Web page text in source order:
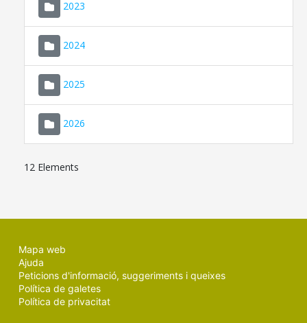
2023
2024
2025
2026
12 Elements
Mapa web
Ajuda
Peticions d'informació, suggeriments i queixes
Política de galetes
Política de privacitat